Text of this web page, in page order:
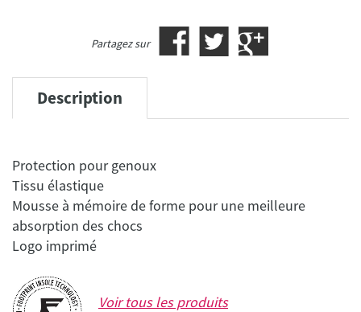
Partagez sur
Description
Protection pour genoux
Tissu élastique
Mousse à mémoire de forme pour une meilleure
absorption des chocs
Logo imprimé
Voir tous les produits